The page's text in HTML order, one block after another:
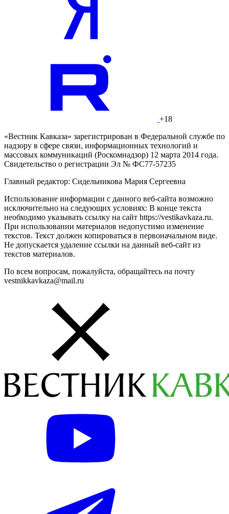
+18
«Вестник Кавказа» зарегистрирован в Федеральной службе по
надзору в сфере связи, информационных технологий и
массовых коммуникаций (Роскомнадзор) 12 марта 2014 года.
Свидетельство о регистрации Эл № ФС77-57235
Главный редактор: Сидельникова Мария Сергеевна
Использование информации с данного веб-сайта возможно
исключительно на следующих условиях: В конце текста
необходимо указывать ссылку на сайт https://vestikavkaza.ru.
При использовании материалов недопустимо изменение
текстов. Текст должен копироваться в первоначальном виде.
Не допускается удаление ссылки на данный веб-сайт из
текстов материалов.
По всем вопросам, пожалуйста, обращайтесь на почту
vestnikkavkaza@mail.ru